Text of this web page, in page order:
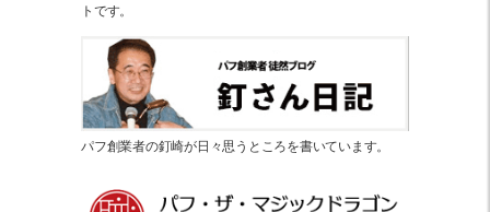
トです。
パフ創業者の釘崎が日々思うところを書いています。